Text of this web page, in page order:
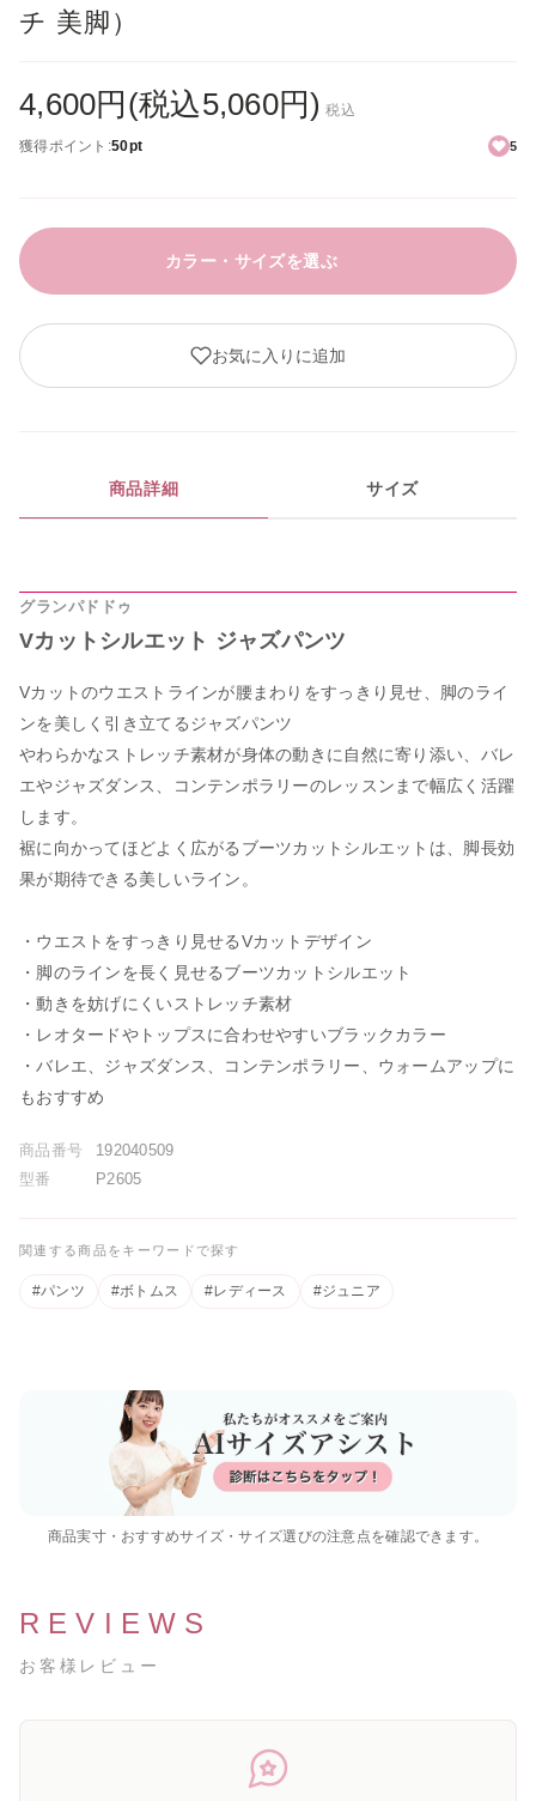
2026.05.01
チ 美脚）
4,600円(税込5,060円) 税込
獲得ポイント:50pt 5
カラー・サイズを選ぶ
お気に入りに追加
商品詳細 サイズ
グランパドドゥ
Vカットシルエット ジャズパンツ
Vカットのウエストラインが腰まわりをすっきり見せ、脚のライ
ンを美しく引き立てるジャズパンツ
やわらかなストレッチ素材が身体の動きに自然に寄り添い、バレ
エやジャズダンス、コンテンポラリーのレッスンまで幅広く活躍
します。
裾に向かってほどよく広がるブーツカットシルエットは、脚長効
果が期待できる美しいライン。
・ウエストをすっきり見せるVカットデザイン
・脚のラインを長く見せるブーツカットシルエット
・動きを妨げにくいストレッチ素材
・レオタードやトップスに合わせやすいブラックカラー
・バレエ、ジャズダンス、コンテンポラリー、ウォームアップに
もおすすめ
商品番号
192040509
型番
P2605
関連する商品をキーワードで探す
#パンツ #ボトムス #レディース #ジュニア
商品実寸・おすすめサイズ・サイズ選びの注意点を確認できます。
REVIEWS
お客様レビュー